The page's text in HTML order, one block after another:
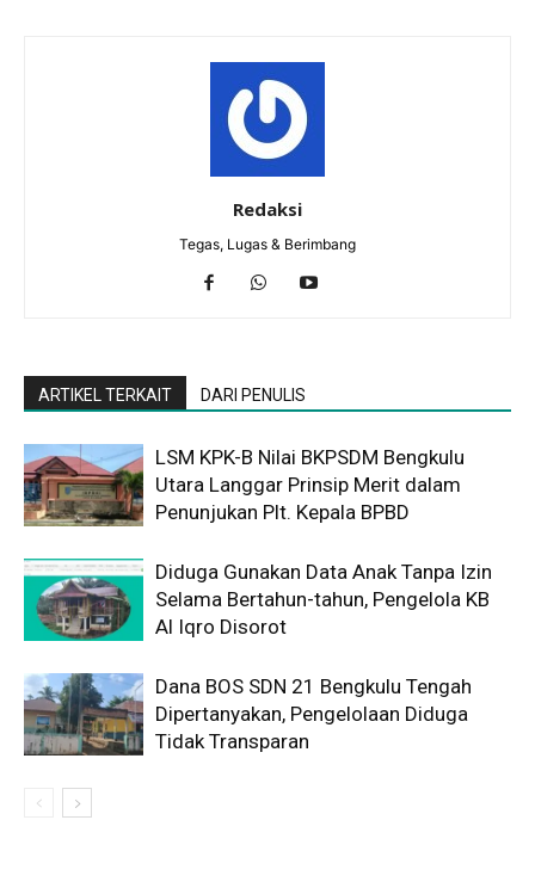
Redaksi
Tegas, Lugas & Berimbang
ARTIKEL TERKAIT DARI PENULIS
LSM KPK-B Nilai BKPSDM Bengkulu
Utara Langgar Prinsip Merit dalam
Penunjukan Plt. Kepala BPBD
Diduga Gunakan Data Anak Tanpa Izin
Selama Bertahun-tahun, Pengelola KB
Al Iqro Disorot
Dana BOS SDN 21 Bengkulu Tengah
Dipertanyakan, Pengelolaan Diduga
Tidak Transparan